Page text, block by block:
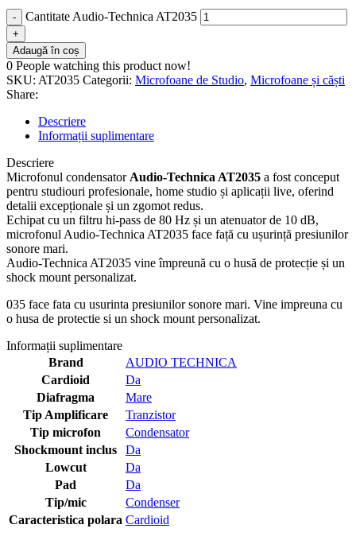
Cantitate Audio-Technica AT2035
Adaugă în coș
0 People watching this product now!
SKU: AT2035 Categorii: Microfoane de Studio, Microfoane și căști
Share:
Descriere
Informații suplimentare
Descriere
Microfonul condensatorAudio-Technica AT2035 a fost conceput
pentru studiouri profesionale, home studio și aplicații live, oferind
detalii excepționale și un zgomot redus.
Echipat cu un filtru hi-pass de 80 Hz și un atenuator de 10 dB,
microfonul Audio-Technica AT2035 face față cu ușurință presiunilor
sonore mari.
Audio-Technica AT2035 vine împreună cu o husă de protecție și un
shock mount personalizat.
035 face fata cu usurinta presiunilor sonore mari. Vine impreuna cu
o husa de protectie si un shock mount personalizat.
Informații suplimentare
Brand
AUDIO TECHNICA
Cardioid
Da
Diafragma
Mare
Tip Amplificare
Tranzistor
Tip microfon
Condensator
Shockmount inclus
Da
Lowcut
Da
Pad
Da
Tip/mic
Condenser
Caracteristica polara Cardioid